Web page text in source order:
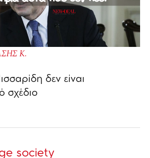
Κ.
δεν είναι
σχέδιο
society